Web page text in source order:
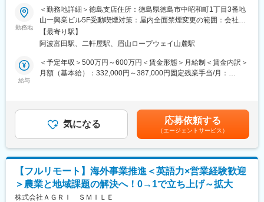
「親会社は非営利の生物医学研究機関のジャクソン研究所で、遺
伝学およびヒトゲノム研究の世界的リーダー(米国)」同社は1929
年にメイン州バーハーバーに設立、他州や中国に拠点を持つ。当
社はその日本法人として約50年前に設立。
■当社事業概要
創薬研究の各ステージにおいて一般的な技術を提供するだけでは
(2)実験動物を活用した付加価値サービス( non-GLPでの国内受託
試験サービス / 受託飼育サービス / 微生物モニタリングサービス /
手術サービス / 採血サービスなど)
(3) 海外施設における医薬品、化学品、農薬等の受託サービス
(GLP試験含む) 等
変更の範囲：会社の定める業務
■業務内容：
再生可能エネルギー（主に太陽光発電）に関するSPC案件を中心
に、以下の業務を段階的にお任せします。
まずは会計・税務業務からスタートし、将来的には上流工程にも
関わっていただく想定です。
＜会計業務＞
・発電設備等の固定資産管理、減価償却
・プロジェクト単位での収支管理
・SPC特有の税務論点の整理
・税理士法人との折衝・資料作成
・再エネ関連の税制優遇の適用検討
勤務地
＜勤務地詳細＞徳島支店住所：徳島県徳島市中昭和町1丁目3番地
山一興業ビル5F受動喫煙対策：屋内全面禁煙変更の範囲：会社の
定める事業所（リモートワーク含む）
【最寄り駅】
阿波富田駅、二軒屋駅、眉山ロープウェイ山麓駅
給与
＜予定年収＞500万円～600万円＜賃金形態＞月給制＜賃金内訳＞
月額（基本給）：332,000円～387,000円固定残業手当/月：
齢、経験を考慮の上、決定します。※賞与あり（年最大3回、2ヶ
月分、業績に応じて支給）賃金はあくまでも目安の金額であり、
選考を通じて上下する可能性があります。月給(月額)は固定手当を
含めた表記です。
気になる 応募依頼する
（エージェントサービス）
【フルリモート】海外事業推進＜英語力×営業経験歓迎
＞農業と地域課題の解決へ！0→1で立ち上げ～拡大
株式会社ＡＧＲＩ ＳＭＩＬＥ